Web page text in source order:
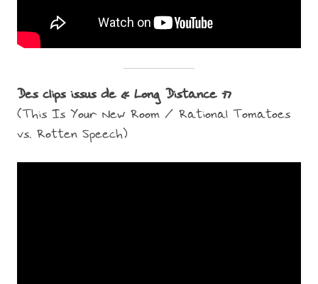
Des clips issus de « Long Distance »
(This Is Your New Room / Rational Tomatoes
vs. Rotten Speech)